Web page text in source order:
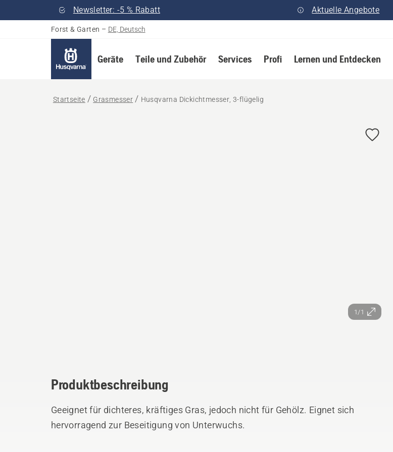
Newsletter: -5 % Rabatt Aktuelle Angebote
Forst & Garten – DE, Deutsch
Geräte Teile und Zubehör Services Profi Lernen und Entdecken
Startseite Grasmesser Husqvarna Dickichtmesser, 3-flügelig
1/1
Produktbeschreibung
Geeignet für dichteres, kräftiges Gras, jedoch nicht für Gehölz. Eignet sich
hervorragend zur Beseitigung von Unterwuchs.